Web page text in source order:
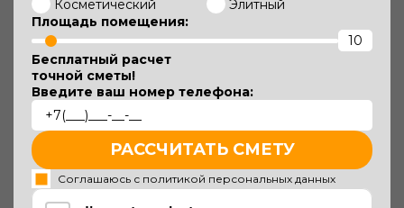
Косметический
Элитный
Площадь помещения:
Бесплатный расчет
точной сметы!
Введите ваш номер телефона:
РАССЧИТАТЬ СМЕТУ
Соглашаюсь с политикой персональных данных